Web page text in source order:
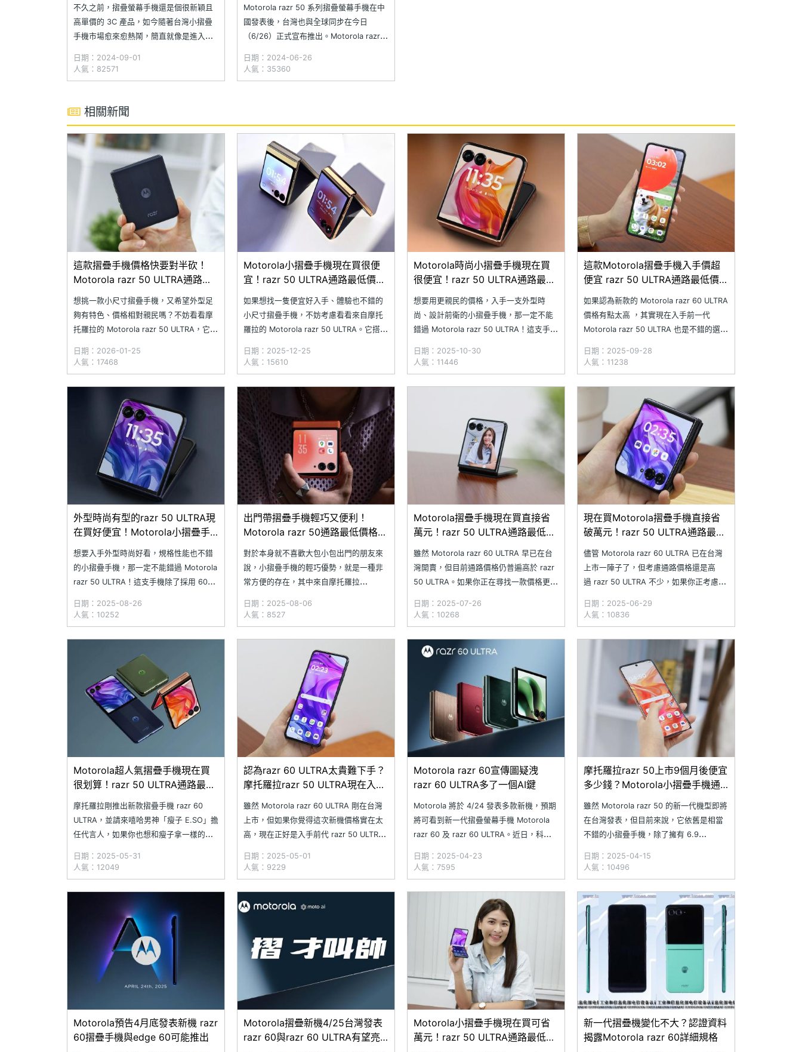
不久之前，摺疊螢幕手機還是個很新穎且
高單價的 3C 產品，如今隨著台灣小摺疊
手機市場愈來愈熱鬧，簡直就像是進入了
自摩托羅拉的 Motorola razr 50 ULTRA
堪稱異軍突起的最佳代表，先前更是在
評。
日期：2024-09-01
人氣：82571
Motorola razr 50 系列摺疊螢幕手機在中
國發表後，台灣也與全球同步在今日
（6/26）正式宣布推出。Motorola razr
分別擁有 3.6 吋、4 吋 pOLED 超大外螢
幕，並以水滴形轉軸取代前代設計，主打
日期：2024-06-26
人氣：35360
相關新聞
這款摺疊手機價格快要對半砍！
Motorola razr 50 ULTRA通路最
想挑一款小尺寸摺疊手機，又希望外型足
夠有特色、價格相對親民嗎？不妨看看摩
托羅拉的 Motorola razr 50 ULTRA，它不
舒適的握持手感，同時也帶來多種繽紛的
顏色款式，再加上 IPX8 防水與 5,000 萬
畫素雙鏡頭配置，手機規格給的相當全面
日期：2026-01-25
人氣：17468
Motorola小摺疊手機現在買很便
宜！razr 50 ULTRA通路最低價格
如果想找一隻便宜好入手、體驗也不錯的
小尺寸摺疊手機，不妨考慮看看來自摩托
羅拉的 Motorola razr 50 ULTRA。它搭載
的握持手感，同時具備 IPX8 防水等級，結
合 5,000 萬畫素雙鏡頭配置，能讓日常攝
影體驗更加完整。究竟 M
日期：2025-12-25
人氣：15610
Motorola時尚小摺疊手機現在買
很便宜！razr 50 ULTRA通路最低
想要用更親民的價格，入手一支外型時
尚、設計前衛的小摺疊手機，那一定不能
錯過 Motorola razr 50 ULTRA！這支手機
科技奈米皮背蓋、第五代星軌轉軸設計，
不管是外型質感還是開闔時的手感，都有
旗艦級的體驗。究竟 Motorola razr 50 U
日期：2025-10-30
人氣：11446
這款Motorola摺疊手機入手價超
便宜 razr 50 ULTRA通路最低價格
如果認為新款的 Motorola razr 60 ULTRA
價格有點太高 ，其實現在入手前一代
Motorola razr 50 ULTRA 也是不錯的選
4 吋外螢幕，除了有 IPX8 防水等級提供手
機基礎保護，還具備 5,000 萬畫素雙鏡
日期：2025-09-28
人氣：11238
外型時尚有型的razr 50 ULTRA現
在買好便宜！Motorola小摺疊手
想要入手外型時尚好看，規格性能也不錯
的小摺疊手機，那一定不能錯過 Motorola
razr 50 ULTRA！這支手機除了採用 6000
軌轉軸設計外，擁有 4 吋的 pOLED 外螢
幕更能讓你輕鬆完成日常操作。究竟
Motorola razr 50 U
日期：2025-08-26
人氣：10252
出門帶摺疊手機輕巧又便利！
Motorola razr 50通路最低價格一
對於本身就不喜歡大包小包出門的朋友來
說，小摺疊手機的輕巧優勢，就是一種非
常方便的存在，其中來自摩托羅拉
時間，依舊是款受到關注的熱門小摺疊手
機；除了整體功能與硬體規格符合當今標
準外，隨著手機價格下跌，現在入手可是
日期：2025-08-06
人氣：8527
Motorola摺疊手機現在買直接省
萬元！razr 50 ULTRA通路最低價
雖然 Motorola razr 60 ULTRA 早已在台
灣開賣，但目前通路價格仍普遍高於 razr
50 ULTRA。如果你正在尋找一款價格更親
又對其他品牌不太感興趣，那麼來自摩托
羅拉的 razr 50 ULTRA 絕對值得關注。不
僅入手價更甜，日常操作也相當
日期：2025-07-26
人氣：10268
現在買Motorola摺疊手機直接省
破萬元！razr 50 ULTRA通路最低
儘管 Motorola razr 60 ULTRA 已在台灣
上市一陣子了，但考慮通路價格還是高
過 razr 50 ULTRA 不少，如果你正考慮挑
本身又對韓系品牌比較抗拒的話，來自摩
托羅拉的 razr 50 ULTRA 現在入手不僅價
格
日期：2025-06-29
人氣：10836
Motorola超人氣摺疊手機現在買
很划算！razr 50 ULTRA通路最低
價格一次看(2025.6)
摩托羅拉剛推出新款摺疊手機 razr 60
ULTRA，並請來嘻哈男神「瘦子 E.SO」擔
任代言人，如果你也想和瘦子拿一樣的手
選擇前一代的 razr 50 ULTRA 也是不錯的
主意，更何況價格更加親民，想追求性價
比正是時候。究竟 Motorola razr 50
日期：2025-05-31
人氣：12049
認為razr 60 ULTRA太貴難下手？
摩托羅拉razr 50 ULTRA現在入手
超划算(2025.5)
雖然 Motorola razr 60 ULTRA 剛在台灣
上市，但如果你覺得這次新機價格實在太
高，現在正好是入手前代 razr 50 ULTRA
同，不過 razr 50 ULTRA 擁有 6.9 吋摺疊
主螢幕、4 吋 pOLED 封面螢幕，再
日期：2025-05-01
人氣：9229
Motorola razr 60宣傳圖疑洩
razr 60 ULTRA多了一個AI鍵
Motorola 將於 4/24 發表多款新機，預期
將可看到新一代摺疊螢幕手機 Motorola
razr 60 及 razr 60 ULTRA。近日，科技
Motorola razr 60 系列宣傳圖，揭露新機
外觀設計；其中 razr 60 ULTRA 機
日期：2025-04-23
人氣：7595
摩托羅拉razr 50上市9個月後便宜
多少錢？Motorola小摺疊手機通
路最低價格整理(2025.4)
雖然 Motorola razr 50 的新一代機型即將
在台灣發表，但目前來說，它依舊是相當
不錯的小摺疊手機，除了擁有 6.9
外螢幕，搭配 6000 系列鋁金屬機身與第
五代星軌轉軸設計，更讓它具有耐用的保
護表現。究竟 M
日期：2025-04-15
人氣：10496
Motorola預告4月底發表新機 razr
60摺疊手機與edge 60可能推出
Motorola摺疊新機4/25台灣發表
razr 60與razr 60 ULTRA有望亮
Motorola小摺疊手機現在買可省
萬元！razr 50 ULTRA通路最低價
新一代摺疊機變化不大？認證資料
揭露Motorola razr 60詳細規格